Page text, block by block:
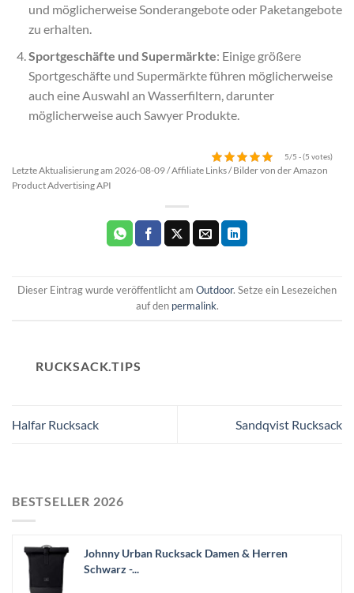
und möglicherweise Sonderangebote oder Paketangebote
zu erhalten.
Sportgeschäfte und Supermärkte: Einige größere
Sportgeschäfte und Supermärkte führen möglicherweise
auch eine Auswahl an Wasserfiltern, darunter
möglicherweise auch Sawyer Produkte.
5/5 - (5 votes)
Letzte Aktualisierung am 2026-08-09 / Affiliate Links / Bilder von der Amazon
Product Advertising API
Dieser Eintrag wurde veröffentlicht am Outdoor. Setze ein Lesezeichen
auf den permalink.
RUCKSACK.TIPS
Halfar Rucksack Sandqvist Rucksack
BESTSELLER 2026
Johnny Urban Rucksack Damen & Herren
Schwarz -...